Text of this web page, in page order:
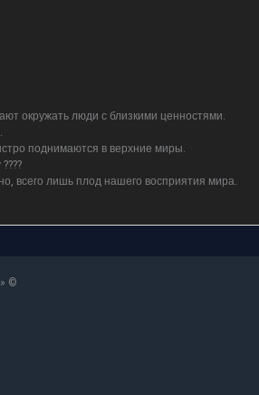
окружать люди с близкими ценностями.
поднимаются в верхние миры.
всего лишь плод нашего восприятия мира.
©